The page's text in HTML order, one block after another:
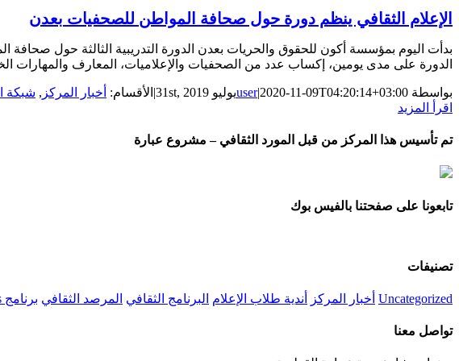
الإعلام الثقافي ينظم دورة حول صحافة المواطن للصحفيات بعدن
الدورة على مدى يومين، إكساب عدد من الصحفيات والإعلاميات، المعارف والمهارات
بواسطة user|2020-11-09T04:20:14+03:00 يوليو 31st, 2019 | الأقسام: أخبار المركز , شبكة
‫اقرأ المزيد
تم تأسيس هذا المركز من قبل المورد الثقافي – مشروع عبارة
تابعونا على صفحتنا بالفيس بوك
تصنيفات
Uncategorized أخبار المركز أندية طلاب الإعلام البرنامج الثقافي المرصد الثقافي برنامج Safe Sisters
تواصل معنا